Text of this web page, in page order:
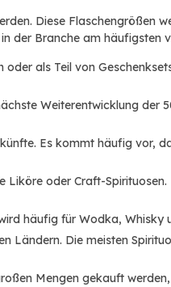
Diese Flaschengrößen
der Branche am häufigsten
als Teil von
Weiterentwicklung der
Es kommt häufig vor,
oder Craft-
häufig für Wodka, Whisky
Ländern. Die meisten
Mengen gekauft